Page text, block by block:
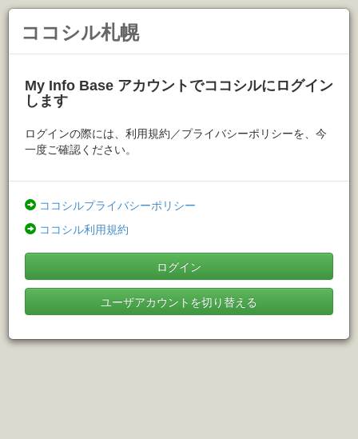
ココシル札幌
My Info Base アカウントでココシルにログイン
します
ログインの際には、利用規約／プライバシーポリシーを、今
一度ご確認ください。
ココシルプライバシーポリシー
ココシル利用規約
ログイン
ユーザアカウントを切り替える